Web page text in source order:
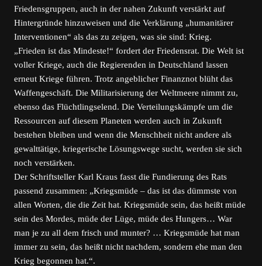
Friedensgruppen, auch in der nahen Zukunft verstärkt auf
Hintergründe hinzuweisen und die Verklärung „humanitärer
Interventionen“ als das zu zeigen, was sie sind: Krieg.
„Frieden ist das Mindeste!“ fordert der Friedensrat. Die Welt ist
voller Kriege, auch die Regierenden in Deutschland lassen
erneut Kriege führen. Trotz angeblicher Finanznot blüht das
Waffengeschäft. Die Militarisierung der Weltmeere nimmt zu,
ebenso das Flüchtlingselend. Die Verteilungskämpfe um die
Ressourcen auf diesem Planeten werden auch in Zukunft
bestehen bleiben und wenn die Menschheit nicht andere als
gewalttätige, kriegerische Lösungswege sucht, werden sie sich
noch verstärken.
Der Schriftsteller Karl Kraus fasst die Fundierung des Rats
passend zusammen: „Kriegsmüde – das ist das dümmste von
allen Worten, die die Zeit hat. Kriegsmüde sein, das heißt müde
sein des Mordes, müde der Lüge, müde des Hungers… War
man je zu all dem frisch und munter? … Kriegsmüde hat man
immer zu sein, das heißt nicht nachdem, sondern ehe man den
Krieg begonnen hat.“.